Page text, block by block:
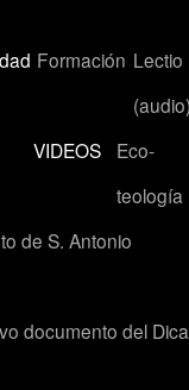
Formación Lectio
VIDEOS
Eco-
teología
de S. Antonio
documento del